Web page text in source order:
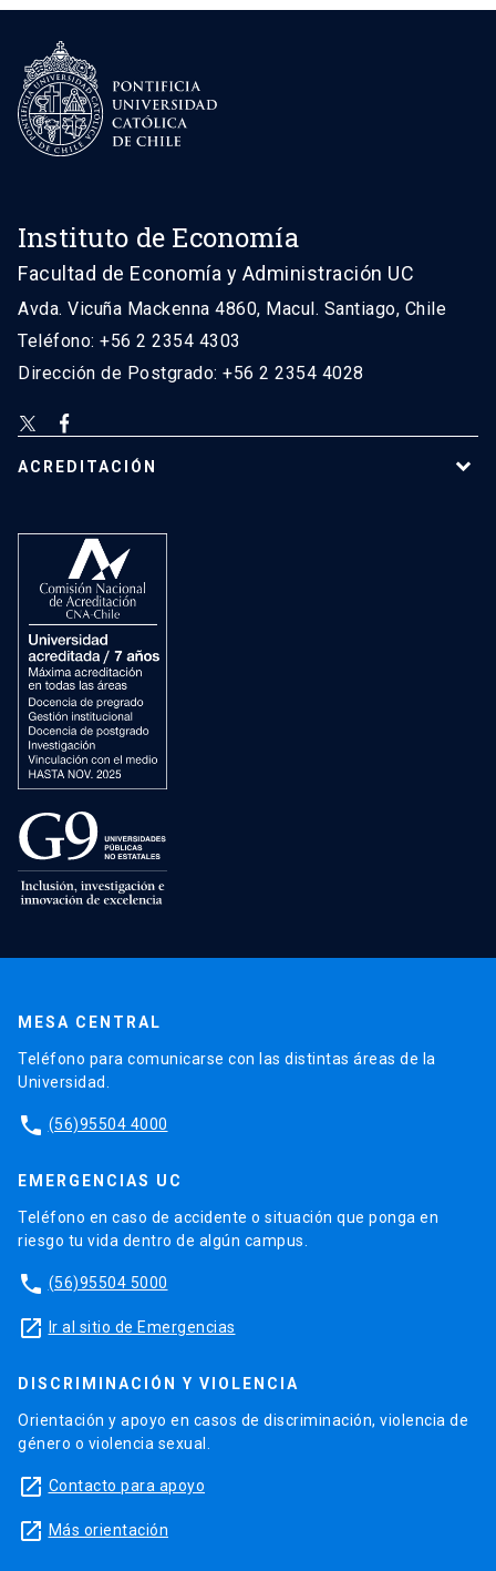
Instituto de Economía
Facultad de Economía y Administración UC
Avda. Vicuña Mackenna 4860, Macul. Santiago, Chile
Teléfono: +56 2 2354 4303
Dirección de Postgrado: +56 2 2354 4028
ACREDITACIÓN
MESA CENTRAL
Teléfono para comunicarse con las distintas áreas de la
Universidad.
phone (56)95504 4000
EMERGENCIAS UC
Teléfono en caso de accidente o situación que ponga en
riesgo tu vida dentro de algún campus.
phone (56)95504 5000
launch Ir al sitio de Emergencias
DISCRIMINACIÓN Y VIOLENCIA
Orientación y apoyo en casos de discriminación, violencia de
género o violencia sexual.
launch Contacto para apoyo
launch Más orientación